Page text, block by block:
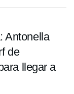
Antonella
de
llegar a